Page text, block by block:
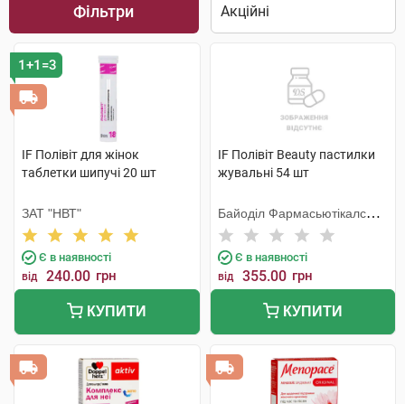
Фільтри
1+1=3
IF Полівіт для жінок
таблетки шипучі 20 шт
ЗАТ "НВТ"
Є в наявності
від 240.00 грн
КУПИТИ
IF Полівіт Beauty пастилки
жувальні 54 шт
Байоділ Фармасьютікалс
ЛТД, Індія
Є в наявності
від 355.00 грн
КУПИТИ